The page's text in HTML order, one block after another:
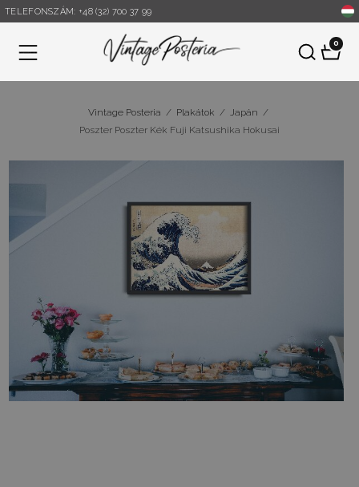
TELEFONSZÁM: +48 (32) 700 37 99
Menü
0
Vintage Posteria / Plakátok / Japán /
Poszter Poszter Kék Fuji Katsushika Hokusai